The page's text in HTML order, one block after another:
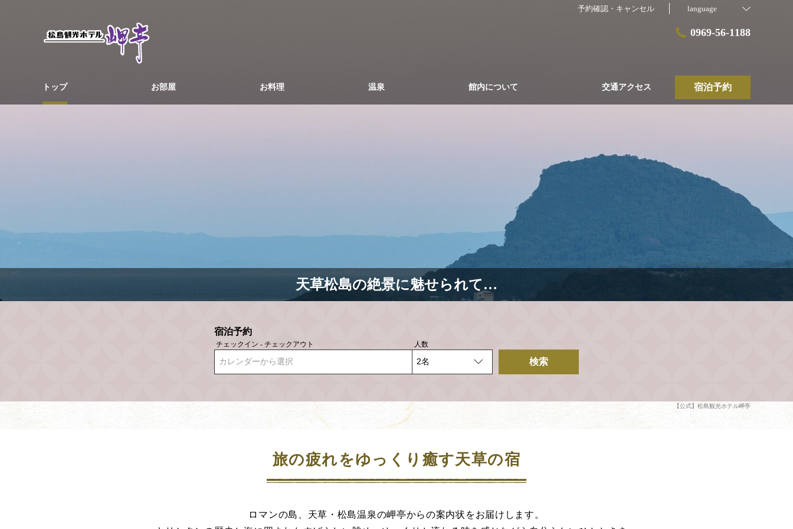
予約確認・キャンセル language
0969-56-1188
トップ お部屋 お料理 温泉 館内について 交通アクセス 宿泊予約
天草松島の絶景に魅せられて…
宿泊予約
チェックイン - チェックアウト
カレンダーから選択
人数
検索
【公式】松島観光ホテル岬亭
旅の疲れをゆっくり癒す天草の宿
ロマンの島、天草・松島温泉の岬亭からの案内状をお届けします。